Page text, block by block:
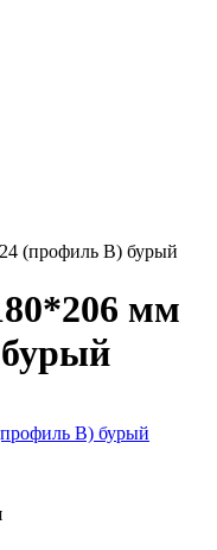
(профиль B) бурый
мм